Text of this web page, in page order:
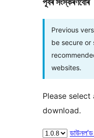
Previous
be secure or
websites.
Please
download.